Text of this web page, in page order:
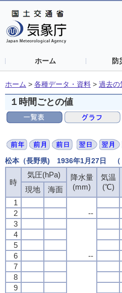
ホーム 防
ホーム > 各種データ・資料 > 過去の
１時間ごとの値
松本（長野県) 1936年1月27日 （
時
気圧(hPa)
降水量
(mm)
気温
(℃)
現地
海面
1
--
2
3
--
4
5
6
7
8
9
時
気圧(hPa)
降水量
(mm)
気温
(℃)
現地
海面
1
--
2
3
--
4
5
6
7
8
9
時
気圧(hPa)
降水量
(mm)
気温
(℃)
現地
海面
1
--
2
3
--
4
5
6
7
8
9
時
気圧(hPa)
降水量
(mm)
気温
(℃)
現地
海面
1
--
2
3
--
4
5
6
7
8
9